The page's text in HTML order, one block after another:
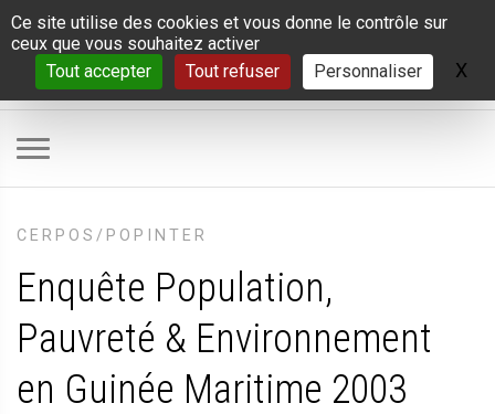
Panneau de gestion des cookies
Ce site utilise des cookies et vous donne le contrôle sur
ceux que vous souhaitez activer
Tout accepter
Tout refuser Personnaliser X
CERPOS/POPINTER
Enquête Population,
Pauvreté & Environnement
en Guinée Maritime 2003